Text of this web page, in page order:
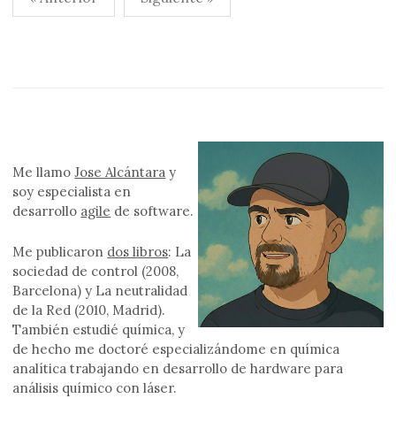
de
Me llamoJose Alcántara y
soy especialista en
desarrollo agile de software.
Me publicaron dos libros: La
sociedad de control (2008,
Barcelona) y La neutralidad
de la Red (2010, Madrid).
También estudié química, y
de hecho me doctoré especializándome en química
analítica trabajando en desarrollo de hardware para
análisis químico con láser.